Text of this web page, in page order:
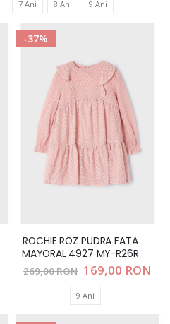
7 Ani 8 Ani 9 Ani
-37%
ROCHIE ROZ PUDRA FATA
MAYORAL 4927 MY-R26R
269,00 RON Pret
special
169,00 RON
9 Ani